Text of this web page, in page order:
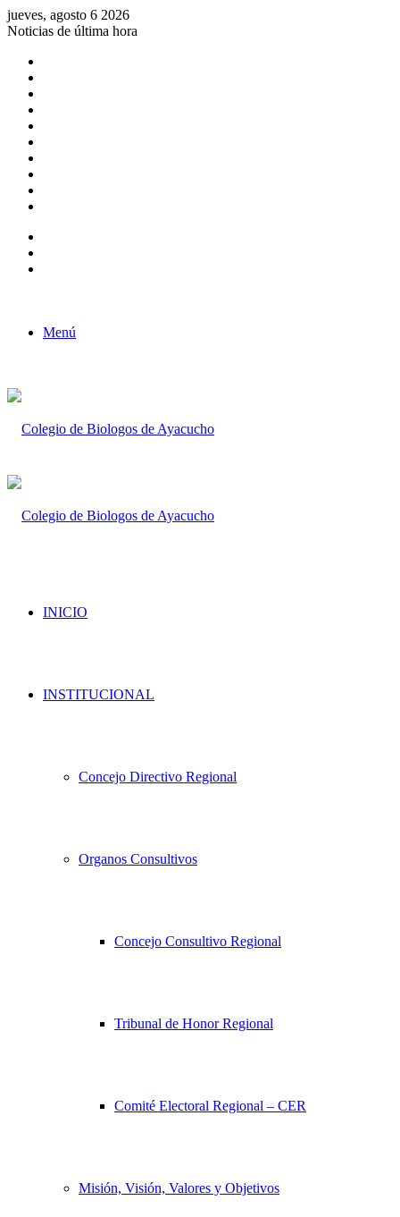
jueves, agosto 6 2026
Noticias de última hora
Menú
INICIO
INSTITUCIONAL
Concejo Directivo Regional
Organos Consultivos
Concejo Consultivo Regional
Tribunal de Honor Regional
Comité Electoral Regional – CER
Misión, Visión, Valores y Objetivos